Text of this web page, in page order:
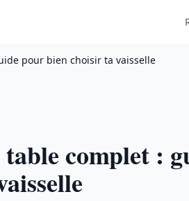
pour bien choisir ta vaisselle
table complet :